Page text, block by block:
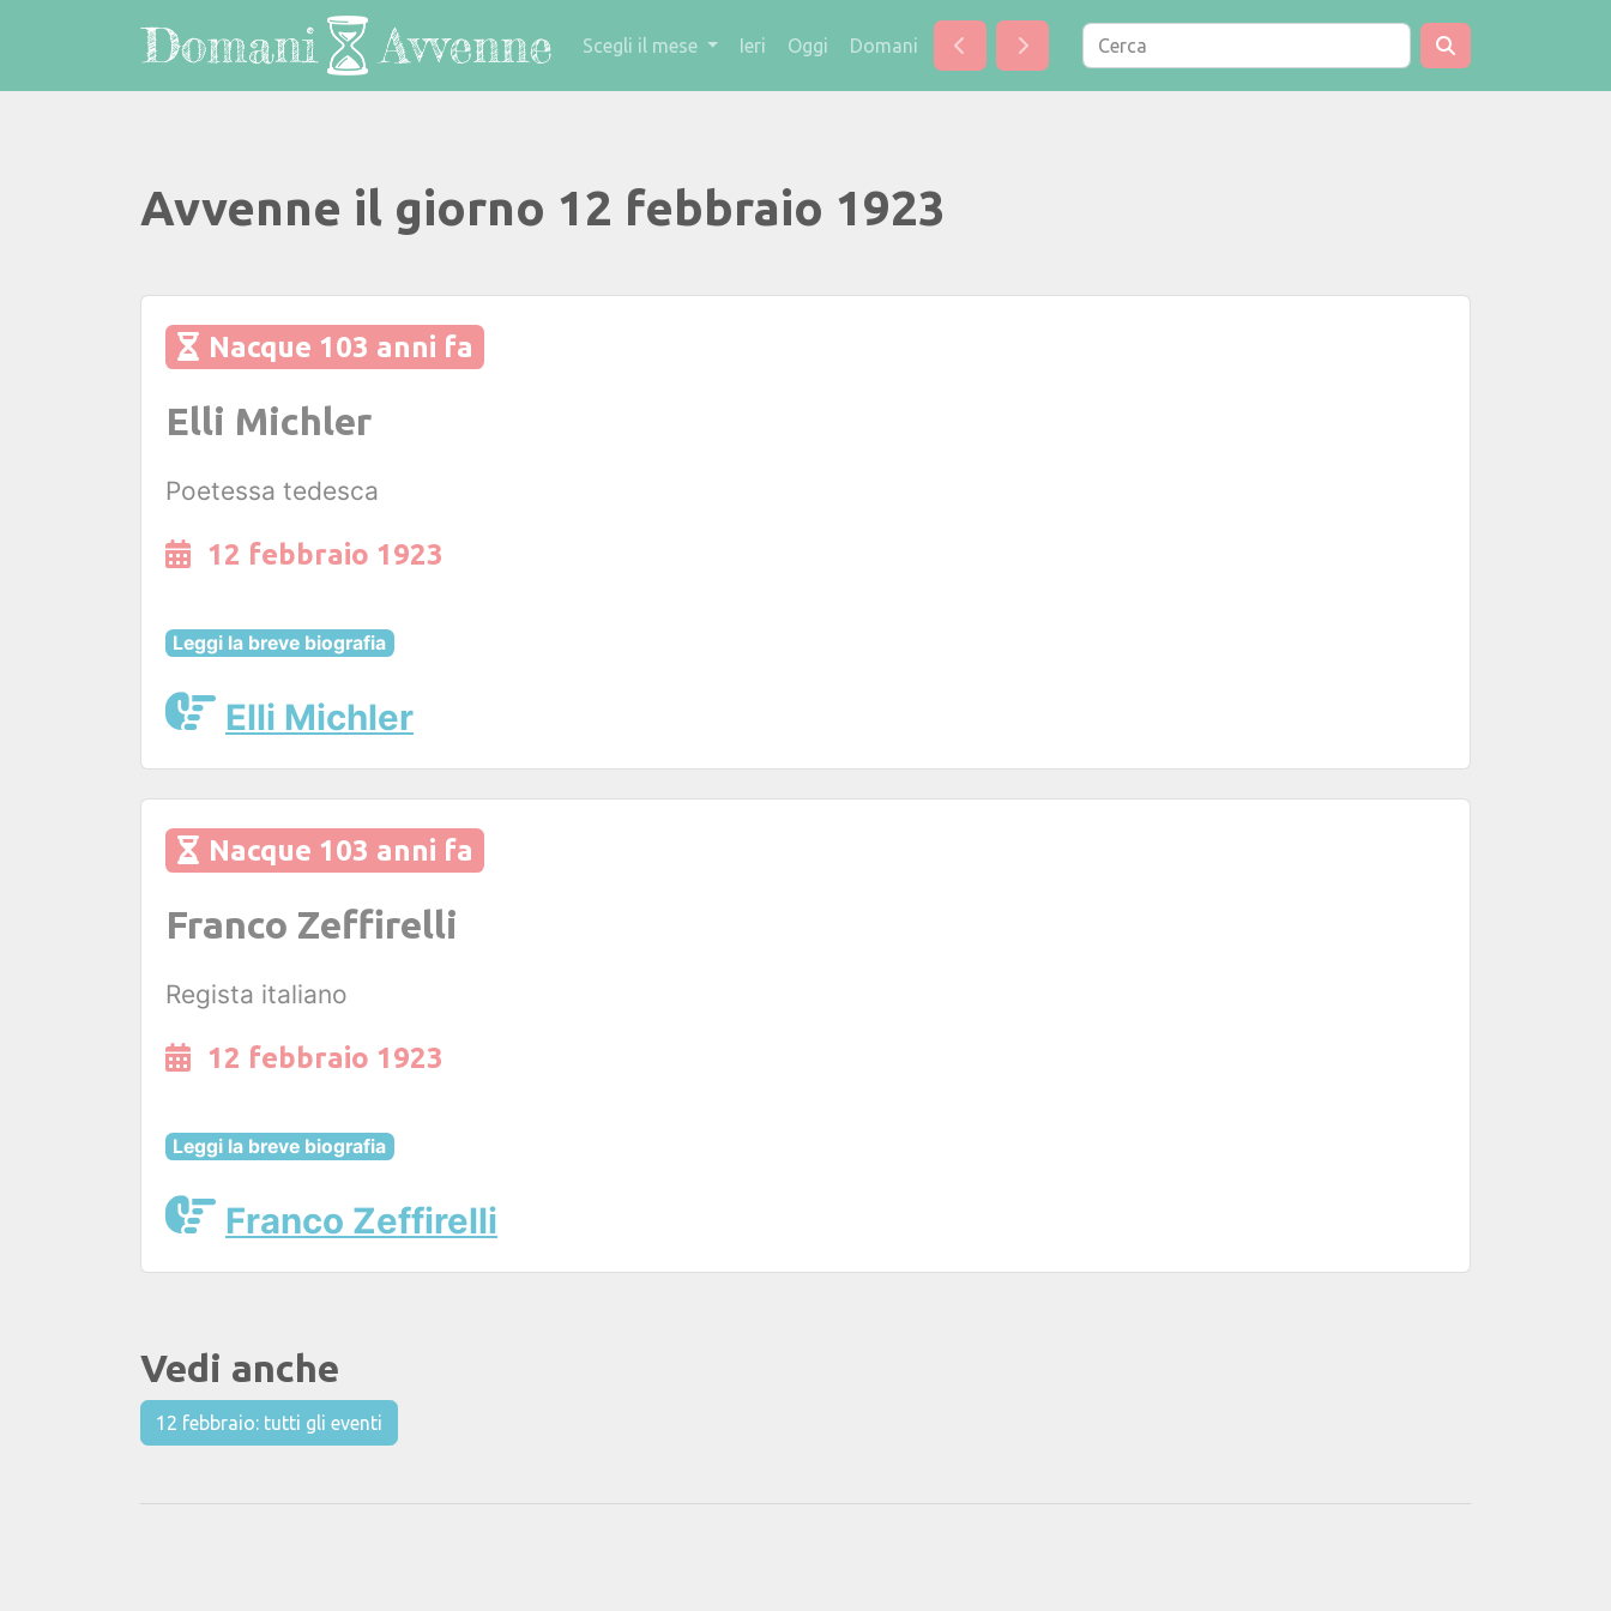
Scegli il mese Ieri Oggi Domani
Avvenne il giorno 12 febbraio 1923
Nacque 103 anni fa
Elli Michler
Poetessa tedesca
12 febbraio 1923
Leggi la breve biografia
Elli Michler
Nacque 103 anni fa
Franco Zeffirelli
Regista italiano
12 febbraio 1923
Leggi la breve biografia
Franco Zeffirelli
Vedi anche
12 febbraio: tutti gli eventi